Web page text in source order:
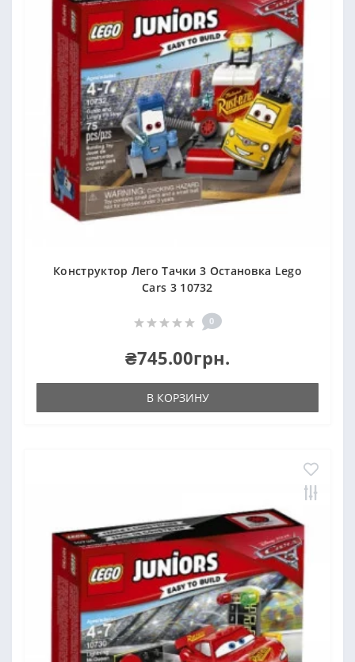
Конструктор Лего Тачки 3 Остановка Lego
Cars 3 10732
0
₴745.00грн.
В КОРЗИНУ